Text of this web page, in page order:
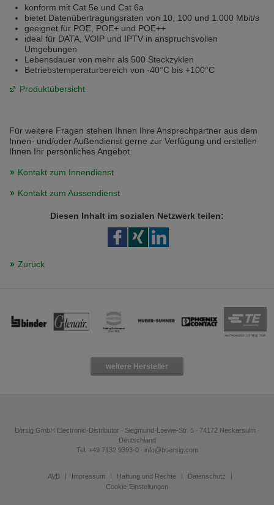
Möchten Sie zur Deutschen Version wechseln?
Zur deutschen Version wechseln Auf dieser Version bleiben
Váš prohlížeč se zdá být v jiném jazyce, než je právě používaný jazyk. Tato
stránka je k dispozici také v angličtině. Přejete si přepnout na anglickou
selected one. This website is also available in English. Would you like to
switch to the English version?
konform mit Cat 5e und Cat 6a
bietet Datenübertragungsraten von 10, 100 und 1.000 Mbit/s
geeignet für POE, POE+ und POE++
ideal für DATA, VOIP und IPTV in anspruchsvollen
Umgebungen
Lebensdauer von mehr als 500 Steckzyklen
Betriebstemperaturbereich von -40°C bis +100°C
Produktübersicht
Für weitere Fragen stehen Ihnen Ihre Ansprechpartner aus dem
Innen- und/oder Außendienst gerne zur Verfügung und erstellen
Ihnen Ihr persönliches Angebot.
Kontakt zum Innendienst
Kontakt zum Aussendienst
Diesen Inhalt im sozialen Netzwerk teilen:
Zurück
weitere Hersteller
Börsig GmbH Electronic-Distributor ∙ Siegmund-Loewe-Str. 5 ∙ 74172 Neckarsulm ∙
Deutschland
Tel. +49 7132 9393-0 ∙ info@boersig.com
AVB Impressum Haftung und Rechte
Datenschutz
Cookie-Einstellungen